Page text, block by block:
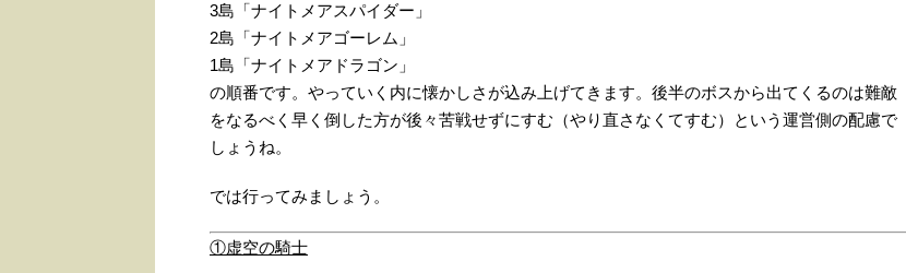
3島「ナイトメアスパイダー」
2島「ナイトメアゴーレム」
1島「ナイトメアドラゴン」
の順番です。やっていく内に懐かしさが込み上げてきます。後半のボスから出てくるのは難敵
をなるべく早く倒した方が後々苦戦せずにすむ（やり直さなくてすむ）という運営側の配慮で
しょうね。
では行ってみましょう。
①虚空の騎士